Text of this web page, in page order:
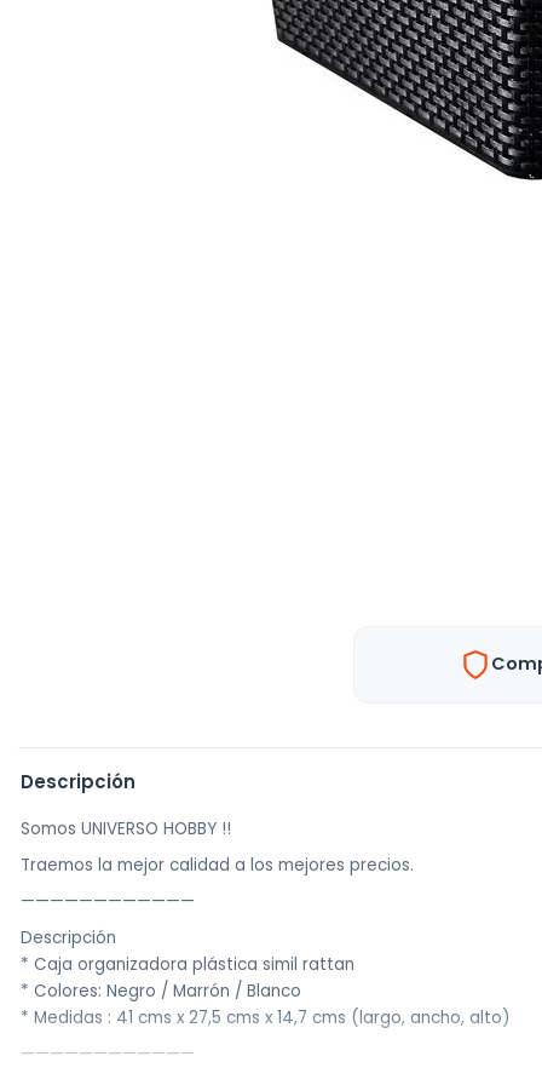
Descripción
Somos UNIVERSO HOBBY !!
Traemos la mejor calidad a los mejores precios.
————————————
Descripción
* Caja organizadora plástica simil rattan
* Colores: Negro / Marrón / Blanco
* Medidas : 41 cms x 27,5 cms x 14,7 cms (largo, ancho, alto)
————————————